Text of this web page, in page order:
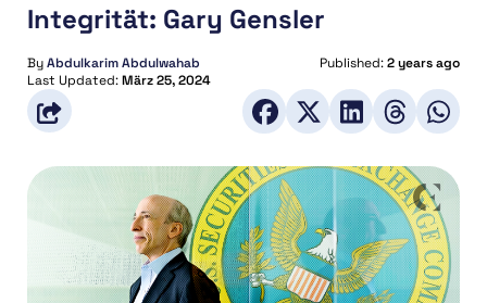
Integrität: Gary Gensler
ByAbdulkarim Abdulwahab Published:2 years ago
Last Updated:März 25, 2024